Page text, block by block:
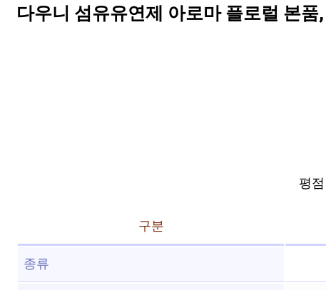
다우니 섬유유연제 아로마 플로럴 본품
평
구분
종류